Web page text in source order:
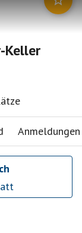
Keller
Anmeldungen